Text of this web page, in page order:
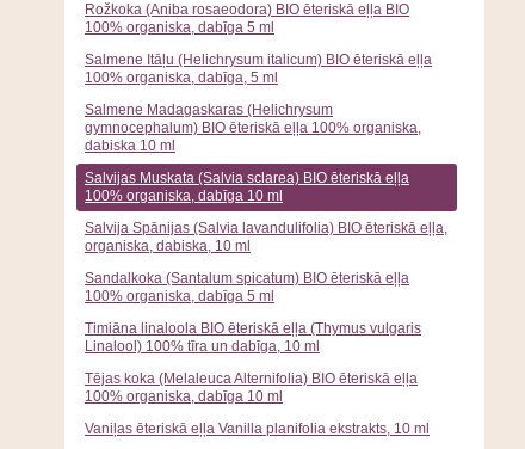
Rožkoka (Aniba rosaeodora) BIO ēteriskā eļļa BIO
100% organiska, dabīga 5 ml
Salmene Itāļu (Helichrysum italicum) BIO ēteriskā eļļa
100% organiska, dabīga, 5 ml
Salmene Madagaskaras (Helichrysum
gymnocephalum) BIO ēteriskā eļļa 100% organiska,
dabiska 10 ml
Salvijas Muskata (Salvia sclarea) BIO ēteriskā eļļa
100% organiska, dabīga 10 ml
Salvija Spānijas (Salvia lavandulifolia) BIO ēteriskā eļļa,
organiska, dabiska, 10 ml
Sandalkoka (Santalum spicatum) BIO ēteriskā eļļa
100% organiska, dabīga 5 ml
Timiāna linaloola BIO ēteriskā eļļa (Thymus vulgaris
Linalool) 100% tīra un dabīga, 10 ml
Tējas koka (Melaleuca Alternifolia) BIO ēteriskā eļļa
100% organiska, dabīga 10 ml
Vaniļas ēteriskā eļļa Vanilla planifolia ekstrakts, 10 ml